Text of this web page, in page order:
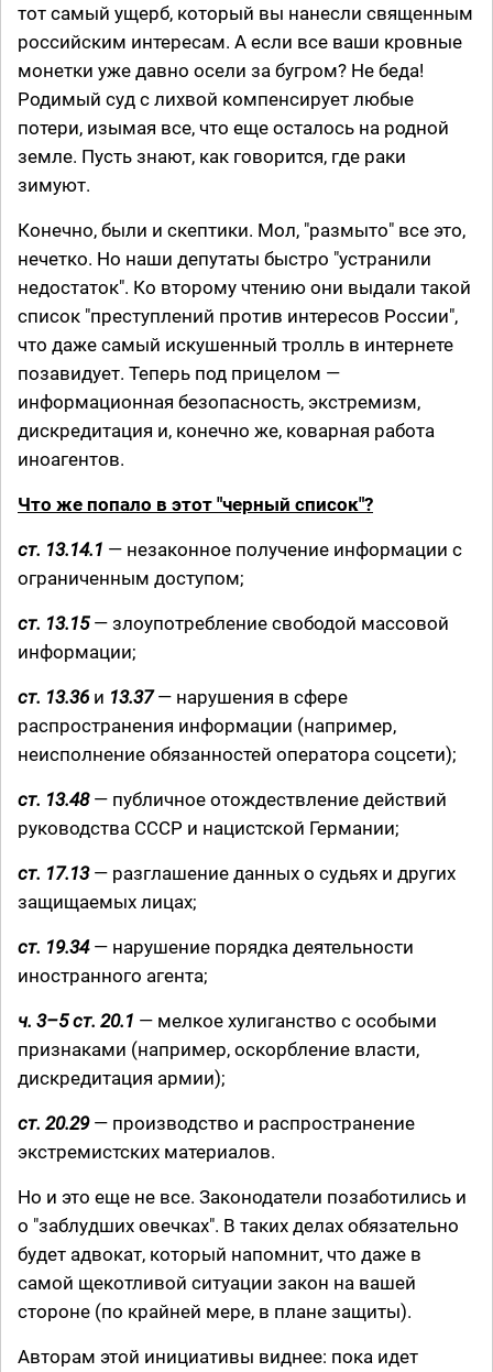
тот самый ущерб, который вы нанесли священным
российским интересам. А если все ваши кровные
монетки уже давно осели за бугром? Не беда!
Родимый суд с лихвой компенсирует любые
потери, изымая все, что еще осталось на родной
земле. Пусть знают, как говорится, где раки
зимуют.
Конечно, были и скептики. Мол, "размыто" все это,
нечетко. Но наши депутаты быстро "устранили
недостаток". Ко второму чтению они выдали такой
список "преступлений против интересов России",
что даже самый искушенный тролль в интернете
позавидует. Теперь под прицелом —
информационная безопасность, экстремизм,
дискредитация и, конечно же, коварная работа
иноагентов.
Что же попало в этот "черный список"?
ст. 13.14.1 — незаконное получение информации с
ограниченным доступом;
ст. 13.15— злоупотребление свободой массовой
информации;
ст. 13.36 и 13.37— нарушения в сфере
распространения информации (например,
неисполнение обязанностей оператора соцсети);
ст. 13.48— публичное отождествление действий
руководства СССР и нацистской Германии;
ст. 17.13— разглашение данных о судьях и других
защищаемых лицах;
ст. 19.34— нарушение порядка деятельности
иностранного агента;
ч. 3–5 ст. 20.1 — мелкое хулиганство с особыми
признаками (например, оскорбление власти,
дискредитация армии);
ст. 20.29— производство и распространение
экстремистских материалов.
Но и это еще не все. Законодатели позаботились и
о "заблудших овечках". В таких делах обязательно
будет адвокат, который напомнит, что даже в
самой щекотливой ситуации закон на вашей
стороне (по крайней мере, в плане защиты).
Авторам этой инициативы виднее: пока идет